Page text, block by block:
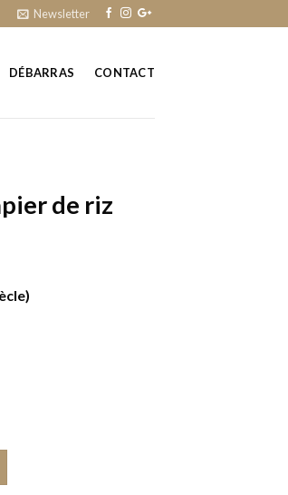
Newsletter
DÉBARRAS CONTACT
de riz